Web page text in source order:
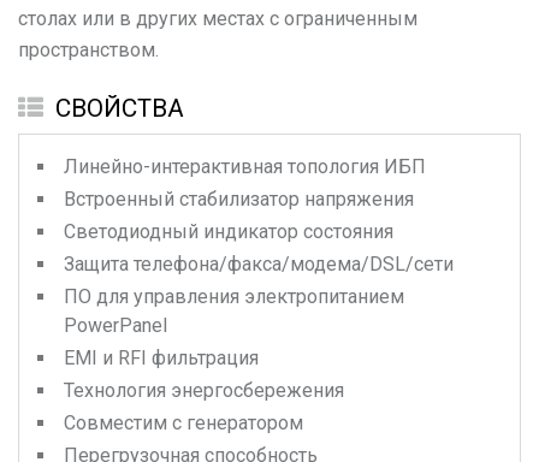
столах или в других местах с ограниченным
пространством.
СВОЙСТВА
Линейно-интерактивная топология ИБП
Встроенный стабилизатор напряжения
Светодиодный индикатор состояния
Защита телефона/факса/модема/DSL/сети
ПО для управления электропитанием
PowerPanel
EMI и RFI фильтрация
Технология энергосбережения
Совместим с генератором
Перегрузочная способность